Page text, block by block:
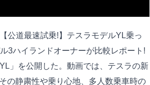
公道最速試乗!】テスラモデルYL乗っ
3ハイランドオーナーが比較レポート!
」を公開した。動画では、テスラの新
の静粛性や乗り心地、多人数乗車時の